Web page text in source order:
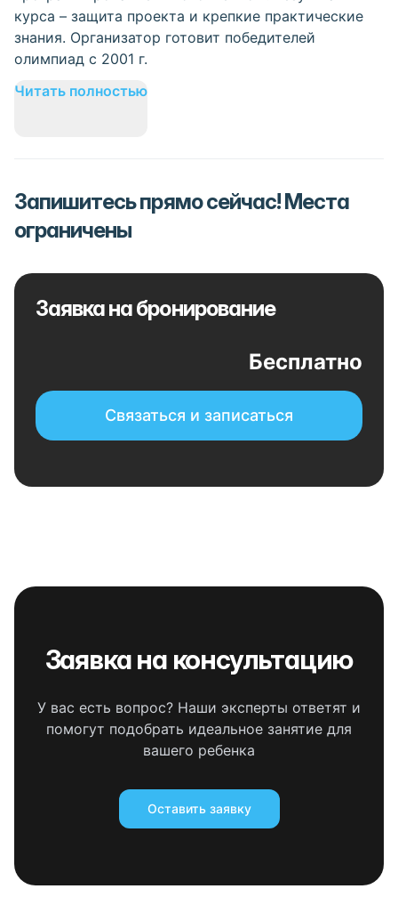
курса – защита проекта и крепкие практические
знания. Организатор готовит победителей
олимпиад с 2001 г.
Читать полностью
Запишитесь прямо сейчас! Места
ограничены
Заявка на бронирование
Бесплатно
Связаться и записаться
Заявка на консультацию
У вас есть вопрос? Наши эксперты ответят и
помогут подобрать идеальное занятие для
вашего ребенка
Оставить заявку